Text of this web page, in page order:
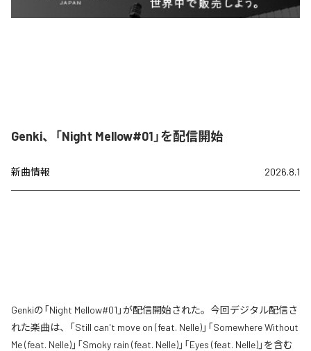
Genki、「Night Mellow#01」を配信開始
新曲情報 2026.8.1
Genkiの「Night Mellow#01」が配信開始された。今回デジタル配信さ
れた楽曲は、「Still can't move on (feat. Nelle)」「Somewhere Without
Me (feat. Nelle)」「Smoky rain (feat. Nelle)」「Eyes (feat. Nelle)」を含む